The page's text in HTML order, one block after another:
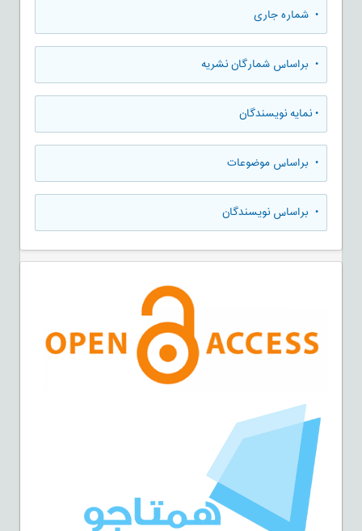
• شماره جاری
• براساس شمارگان نشریه
•نمایه نویسندگان
• براساس موضوعات
• براساس نویسندگان